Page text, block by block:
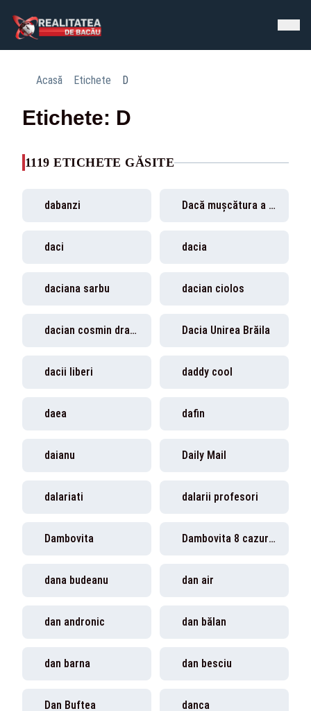
Acasă Etichete D
Etichete: D
1119 ETICHETE GĂSITE
dabanzi Dacă mușcătura a rupt pielea
daci dacia
daciana sarbu dacian ciolos
dacian cosmin dragos Dacia Unirea Brăila
dacii liberi daddy cool
daea dafin
daianu Daily Mail
dalariati dalarii profesori
Dambovita Dambovita 8 cazuri noi
dana budeanu dan air
dan andronic dan bălan
dan barna dan besciu
Dan Buftea danca